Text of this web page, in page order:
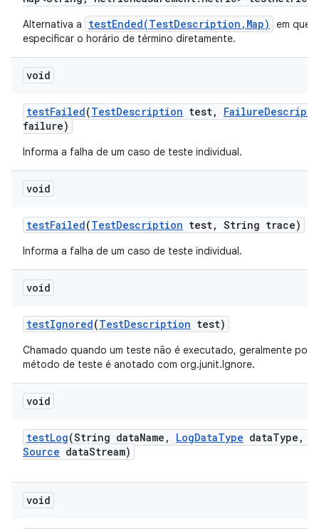
Alternativa a testEnded(TestDescription,Map)
em que
especificar o horário de término diretamente.
void
testFailed(TestDescription test, Failure
failure)
Informa a falha de um caso de teste individual.
void
testFailed(TestDescription test, String trace)
Informa a falha de um caso de teste individual.
void
testIgnored(TestDescription test)
Chamado quando um teste não é executado, geralmente
método de teste é anotado com org.junit.Ignore.
void
testLog(String dataName , LogDataType dataType ,
Source dataStream)
void